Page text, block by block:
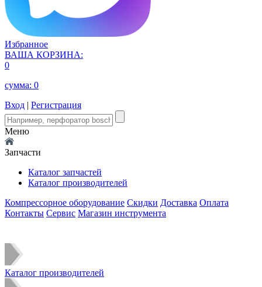
Избранное
ВАША КОРЗИНА:
0
сумма: 0
Вход | Регистрация
Меню
Запчасти
Каталог запчастей
Каталог производителей
Компрессорное оборудование Скидки Доставка Оплата
Контакты Сервис Магазин инструмента
Каталог производителей